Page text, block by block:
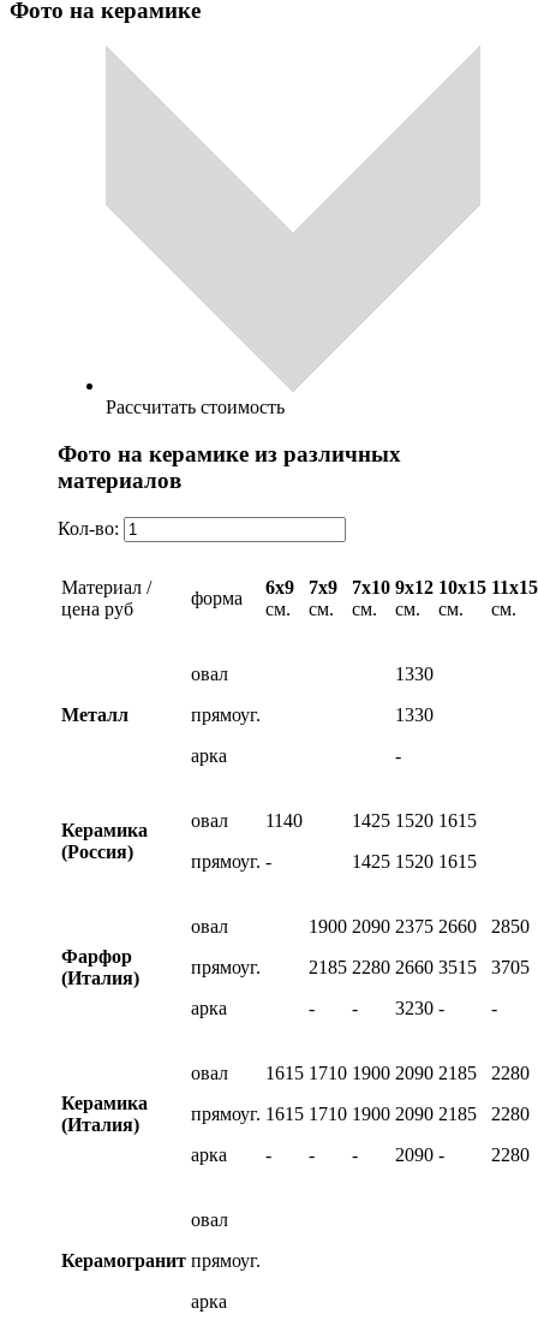
Фото на керамике
Рассчитать стоимость
Фото на керамике из различных
материалов
Кол-во:
Материал /
цена руб
форма
6х9
см.
7х9
см.
7х10
см.
9х12
см.
10х15
см.
11х15
см.
Металл
овал
прямоуг.
арка
1330
1330
-
Керамика
(Россия)
овал
прямоуг.
1140
-
1425
1425
1520
1520
1615
1615
Фарфор
(Италия)
овал
прямоуг.
арка
1900
2185
-
2090
2280
-
2375
2660
3230
2660
3515
-
2850
3705
-
Керамика
(Италия)
овал
прямоуг.
арка
1615
1615
-
1710
1710
-
1900
1900
-
2090
2090
2090
2185
2185
-
2280
2280
2280
Керамогранит
овал
прямоуг.
арка